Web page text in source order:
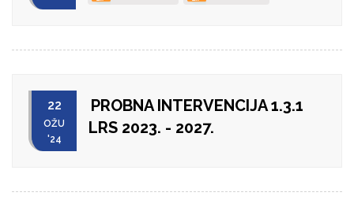
22
OŽU
'24
PROBNA INTERVENCIJA 1.3.1
LRS 2023. - 2027.